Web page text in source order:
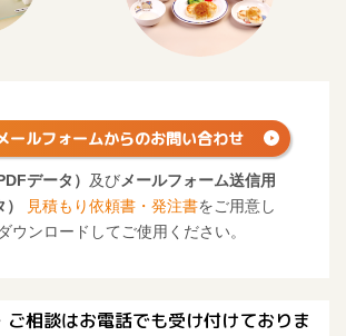
城野区扇町7-2-45
FAX：022(258)6382
西町4-4-8
FAX：023(644)8238
ールフォームからのお問い合わせ
データ） 及びメールフォーム送信用
見積もり依頼書・発注書をご用意し
ウンロードしてご使用ください。
ご相談はお電話でも受け付けておりま